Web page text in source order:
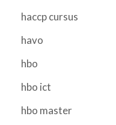
haccp cursus
havo
hbo
hbo ict
hbo master